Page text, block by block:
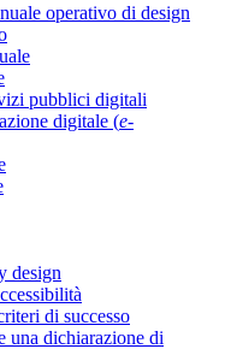
operativo di design
pubblici digitali
digitale (e-
design
di successo
una dichiarazione di